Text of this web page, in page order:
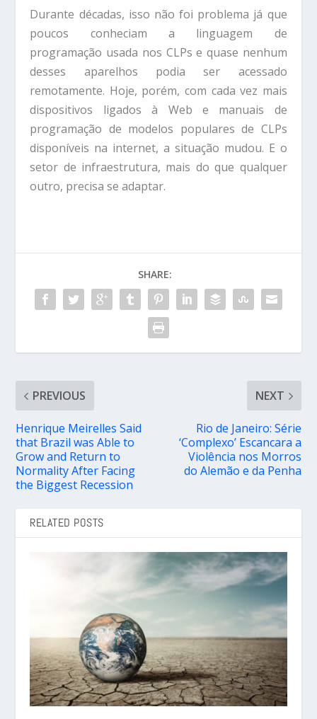
Durante décadas, isso não foi problema já que
poucos conheciam a linguagem de
programação usada nos CLPs e quase nenhum
desses aparelhos podia ser acessado
remotamente. Hoje, porém, com cada vez mais
dispositivos ligados à Web e manuais de
programação de modelos populares de CLPs
disponíveis na internet, a situação mudou. E o
setor de infraestrutura, mais do que qualquer
outro, precisa se adaptar.
SHARE:
PREVIOUS
Henrique Meirelles Said
that Brazil was Able to
Grow and Return to
Normality After Facing
the Biggest Recession
NEXT
Rio de Janeiro: Série
‘Complexo’ Escancara a
Violência nos Morros
do Alemão e da Penha
RELATED POSTS